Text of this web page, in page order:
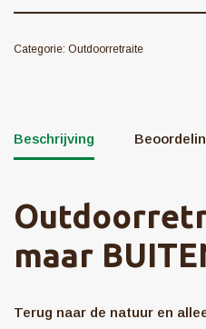
Categorie: Outdoorretraite
Beschrijving
maar
Terug naar de natuur en